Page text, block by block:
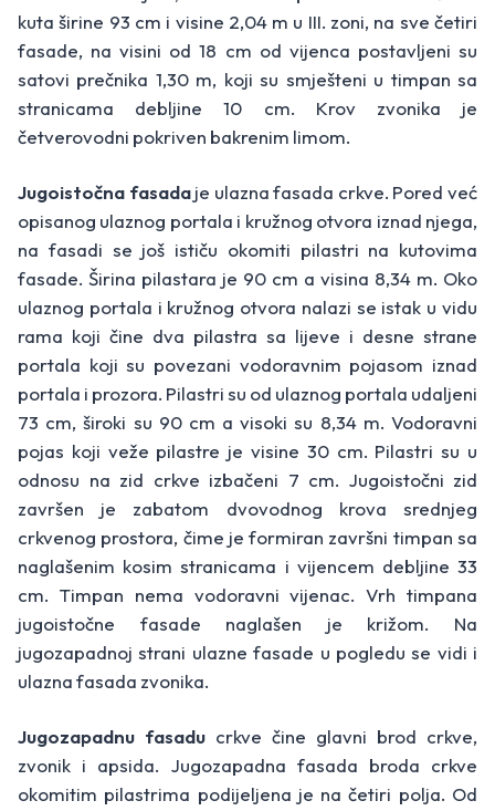
kuta širine 93 cm i visine 2,04 m u III. zoni, na sve četiri
fasade, na visini od 18 cm od vijenca postavljeni su
satovi prečnika 1,30 m, koji su smješteni u timpan sa
stranicama debljine 10 cm. Krov zvonika je
četverovodni pokriven bakrenim limom.
Jugoistočna fasadaje ulazna fasada crkve. Pored već
opisanog ulaznog portala i kružnog otvora iznad njega,
na fasadi se još ističu okomiti pilastri na kutovima
fasade. Širina pilastara je 90 cm a visina 8,34 m. Oko
ulaznog portala i kružnog otvora nalazi se istak u vidu
rama koji čine dva pilastra sa lijeve i desne strane
portala koji su povezani vodoravnim pojasom iznad
portala i prozora. Pilastri su od ulaznog portala udaljeni
73 cm, široki su 90 cm a visoki su 8,34 m. Vodoravni
pojas koji veže pilastre je visine 30 cm. Pilastri su u
odnosu na zid crkve izbačeni 7 cm. Jugoistočni zid
završen je zabatom dvovodnog krova srednjeg
crkvenog prostora, čime je formiran završni timpan sa
naglašenim kosim stranicama i vijencem debljine 33
cm. Timpan nema vodoravni vijenac. Vrh timpana
jugoistočne fasade naglašen je križom. Na
jugozapadnoj strani ulazne fasade u pogledu se vidi i
ulazna fasada zvonika.
Jugozapadnu fasadu crkve čine glavni brod crkve,
zvonik i apsida. Jugozapadna fasada broda crkve
okomitim pilastrima podijeljena je na četiri polja. Od